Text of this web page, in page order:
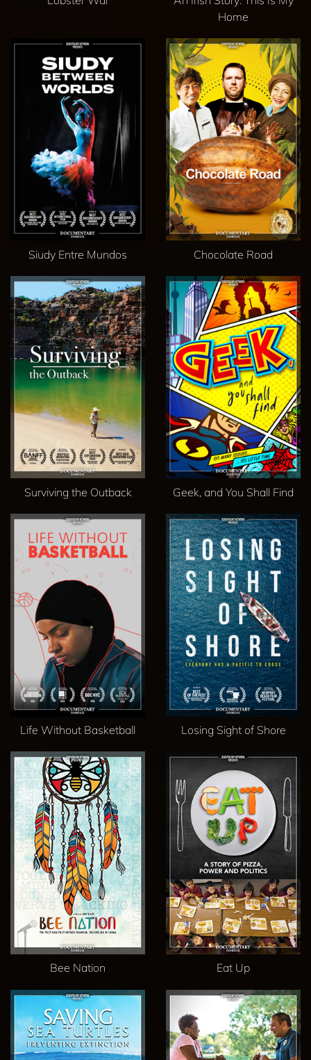
Home
Siudy Entre Mundos Chocolate Road
Surviving the Outback Geek, and You Shall Find
Life Without Basketball Losing Sight of Shore
Bee Nation Eat Up